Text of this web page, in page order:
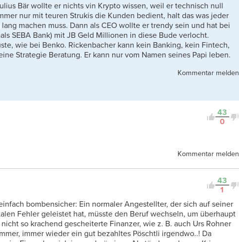
Bär wollte er nichts vin Krypto wissen, weil er technisch null
nur mit teuren Strukis die Kunden bedient, halt das was jeder
machen muss. Dann als CEO wollte er trendy sein und hat bei
SEBA Bank) mit JB Geld Millionen in diese Bude verlocht.
wie bei Benko. Rickenbacher kann kein Banking, kein Fintech,
Strategie Beratung. Er kann nur vom Namen seines Papi leben.
Kommentar melden
43
0
Kommentar melden
43
1
bombensicher: Ein normaler Angestellter, der sich auf seiner
Fehler geleistet hat, müsste den Beruf wechseln, um überhaupt
so krachend gescheiterte Finanzer, wie z. B. auch Urs Rohner
immer wieder ein gut bezahltes Pöschtli irgendwo..! Da